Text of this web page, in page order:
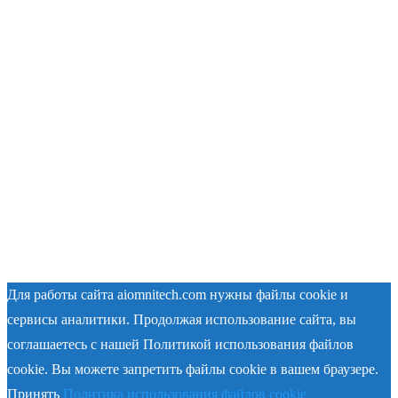
Для работы сайта aiomnitech.com нужны файлы cookie и
сервисы аналитики. Продолжая использование сайта, вы
соглашаетесь с нашей Политикой использования файлов
cookie. Вы можете запретить файлы cookie в вашем браузере.
Принять Политика использования файлов cookie